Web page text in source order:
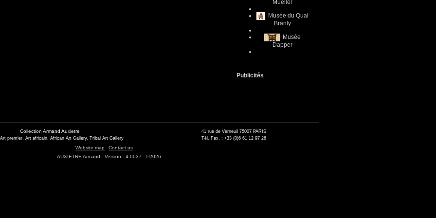
Mueller
Musée du Quai
Branly
Musée
Dapper
Publicités
Collection Armand Auxietre
premier, Art africain, African Art Gallery, Tribal Art Gallery
41 rue de Verneuil 75007 PARIS
Tél. Fax. : +33 (0)6 61 12 97 26
Website map
Contact us
AUXIETRE Armand - Version : 4.0037 - ©2026